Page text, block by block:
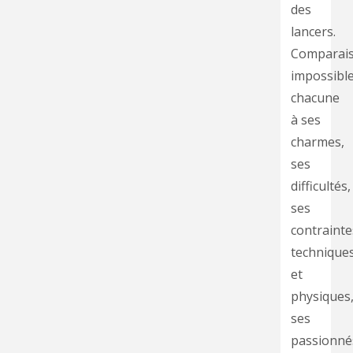
des
lancers.
chacune
à ses
charmes,
ses
difficultés,
ses
et
physiques,
ses